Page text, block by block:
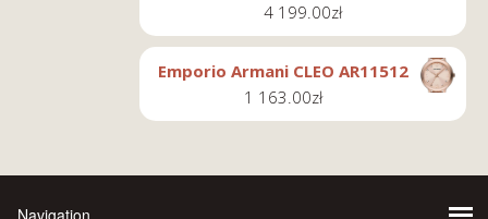
4 199.00zł
Emporio Armani CLEO AR11512
1 163.00zł